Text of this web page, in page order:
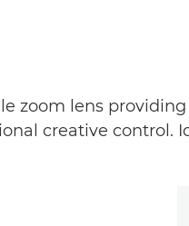
zoom lens
creative control.